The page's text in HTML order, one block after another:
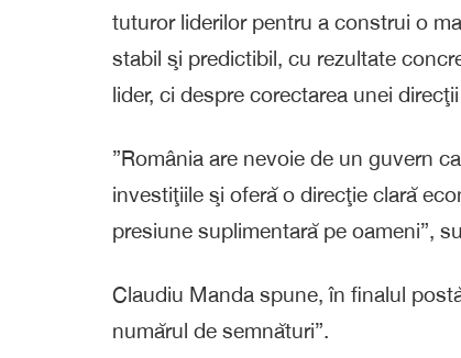
tuturor liderilor pentru a construi o
stabil şi predictibil, cu rezultate
lider, ci despre corectarea unei
”România are nevoie de un guvern
investiţiile şi oferă o direcţie clară
presiune suplimentară pe oameni”,
Claudiu Manda spune, în finalul
numărul de semnături”.